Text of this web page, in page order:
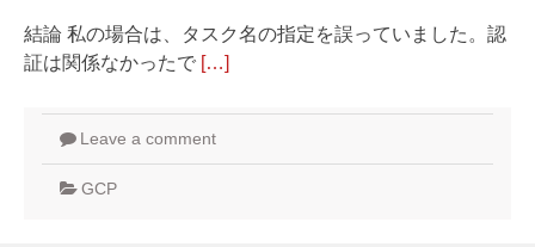
結論 私の場合は、タスク名の指定を誤っていました。認
証は関係なかったで […]
Leave a comment
GCP